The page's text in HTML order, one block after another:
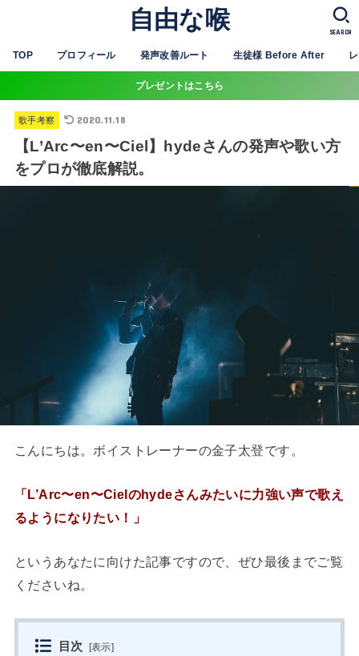
自由な喉
TOP プロフィール 発声改善ルート 生徒様 Before After
SEARCH
プレゼントはこちら
歌手考察 2020.11.18
【L’Arc〜en〜Ciel】hydeさんの発声や歌い方
をプロが徹底解説。
こんにちは。ボイストレーナーの金子太登です。
「L’Arc〜en〜Cielのhydeさんみたいに力強い声で歌え
るようになりたい！」
というあなたに向けた記事ですので、ぜひ最後までご覧
くださいね。
目次 [表示]